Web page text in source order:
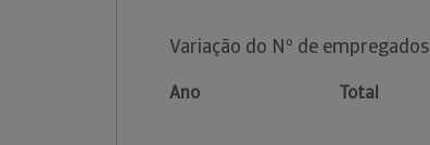
Variação do Nº de empregados
Ano Total